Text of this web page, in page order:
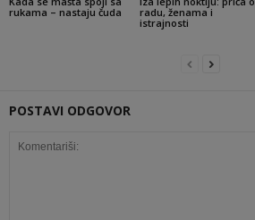
rukama – nastaju čuda
radu, ženama i
istrajnosti
POSTAVI ODGOVOR